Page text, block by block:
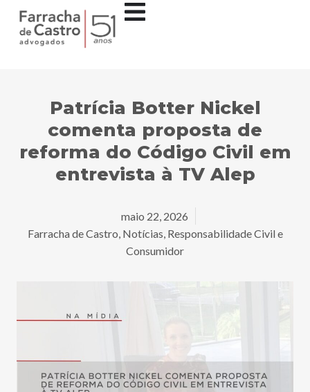
Patrícia Botter Nickel
comenta proposta de
reforma do Código Civil em
entrevista à TV Alep
maio 22, 2026
Farracha de Castro, Notícias, Responsabilidade Civil e
Consumidor